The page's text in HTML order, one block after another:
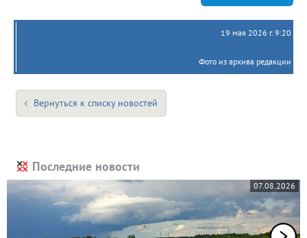
19 мая 2026 г. 9:20
Фото из архива редакции
Вернуться к списку новостей
Последние новости
07.08.2026